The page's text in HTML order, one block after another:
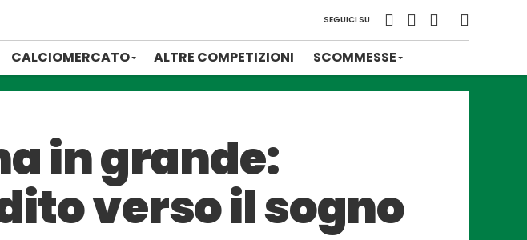
SEGUICI SU
CALCIOMERCATO ALTRE COMPETIZIONI SCOMMESSE
in grande:
verso il sogno